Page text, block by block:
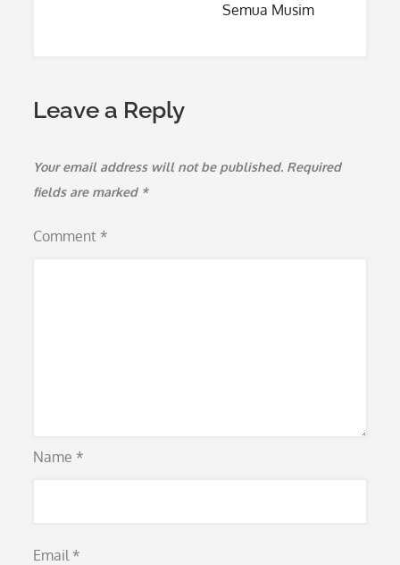
Semua Musim
Leave a Reply
Your email address will not be published. Required
fields are marked *
Comment *
Name *
Email *